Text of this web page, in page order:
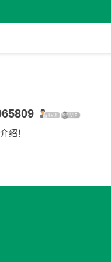
绍！